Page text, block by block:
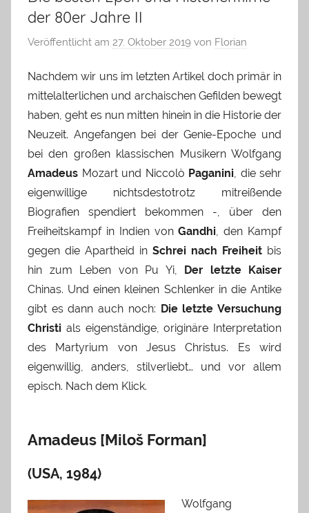
der 80er Jahre II
Veröffentlicht am 27. Oktober 2019 von Florian
Nachdem wir uns im letzten Artikel doch primär in
mittelalterlichen und archaischen Gefilden bewegt
haben, geht es nun mitten hinein in die Historie der
Neuzeit. Angefangen bei der Genie-Epoche und
bei den großen klassischen Musikern Wolfgang
Amadeus Mozart und Niccolò Paganini, die sehr
eigenwillige nichtsdestotrotz mitreißende
Biografien spendiert bekommen -, über den
Freiheitskampf in Indien vonGandhi, den Kampf
gegen die Apartheid in Schrei nach Freiheit bis
hin zum Leben von Pu Yi, Der letzte Kaiser
Chinas. Und einen kleinen Schlenker in die Antike
gibt es dann auch noch: Die letzte Versuchung
Christi als eigenständige, originäre Interpretation
des Martyrium von Jesus Christus. Es wird
eigenwillig, anders, stilverliebt… und vor allem
episch. Nach dem Klick.
Amadeus [Miloš Forman]
(USA, 1984)
Wolfgang